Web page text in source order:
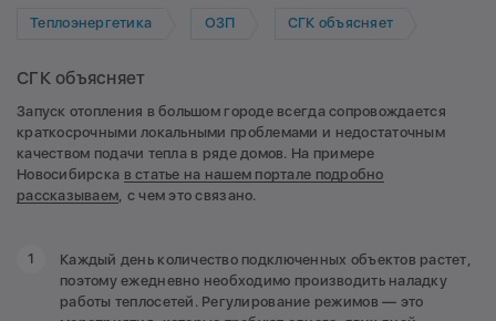
Теплоэнергетика ОЗП СГК объясняет
СГК объясняет
Запуск отопления в большом городе всегда сопровождается
краткосрочными локальными проблемами и недостаточным
качеством подачи тепла в ряде домов. На примере
Новосибирска в статье на нашем портале подробно
рассказываем , с чем это связано.
Каждый день количество подключенных объектов растет,
поэтому ежедневно необходимо производить наладку
работы теплосетей. Регулирование режимов — это